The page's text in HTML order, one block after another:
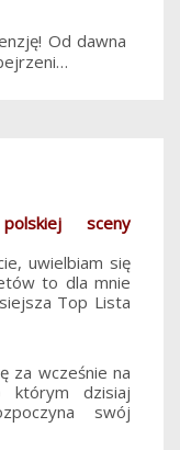
Od dawna
sceny
uwielbiam się
to dla mnie
Top Lista
za wcześnie na
którym dzisiaj
swój